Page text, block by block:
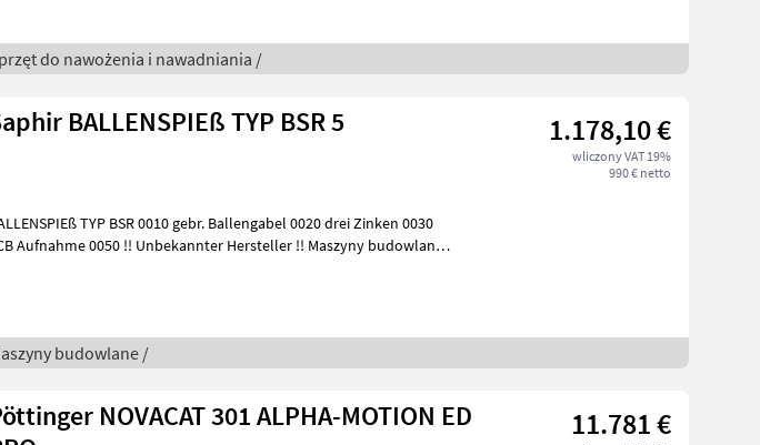
do nawożenia i nawadniania /
BALLENSPIEß TYP BSR 5 1.178,10 €
wliczony VAT 19%
990 € netto
TYP BSR 0010 gebr. Ballengabel 0020 drei Zinken 0030
Aufnahme 0050 !! Unbekannter Hersteller !! Maszyny budowlane
budowlane /
NOVACAT 301 ALPHA-MOTION ED
11.781 €